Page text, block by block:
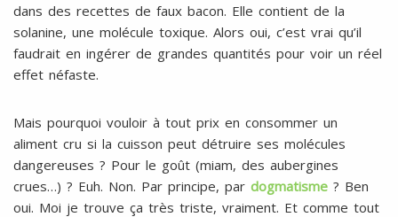
dans des recettes de faux bacon. Elle contient de la
solanine, une molécule toxique. Alors oui, c’est vrai qu’il
faudrait en ingérer de grandes quantités pour voir un réel
effet néfaste.
Mais pourquoi vouloir à tout prix en consommer un
aliment cru si la cuisson peut détruire ses molécules
dangereuses ? Pour le goût (miam, des aubergines
crues…) ? Euh. Non. Par principe, par dogmatisme ? Ben
oui. Moi je trouve ça très triste, vraiment. Et comme tout